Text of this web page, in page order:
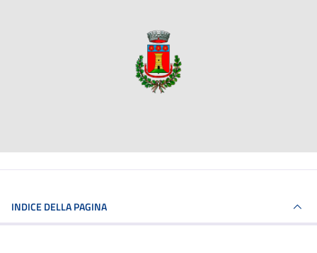
INDICE DELLA PAGINA